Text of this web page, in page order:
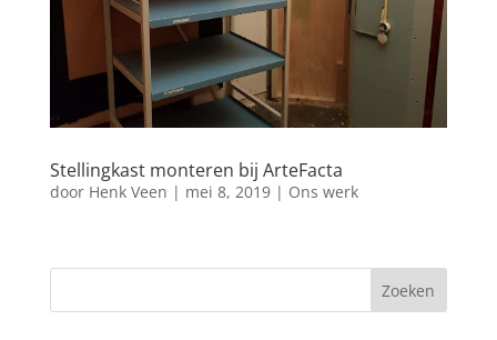
Stellingkast monteren bij ArteFacta
door Henk Veen | mei 8, 2019| Ons werk